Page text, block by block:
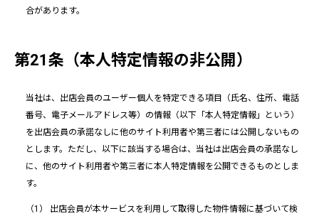
合があります。
第21条（本人特定情報の非公開）
当社は、出店会員のユーザー個人を特定できる項目（氏名、住所、電話
番号、電子メールアドレス等）の情報（以下「本人特定情報」という）
を出店会員の承諾なしに他のサイト利用者や第三者には公開しないもの
とします。ただし、以下に該当する場合は、当社は出店会員の承諾なし
に、他のサイト利用者や第三者に本人特定情報を公開できるものとしま
す。
出店会員が本サービスを利用して取得した物件情報に基づいて検